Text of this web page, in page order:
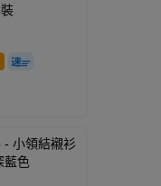
小領結襯衫
藍色